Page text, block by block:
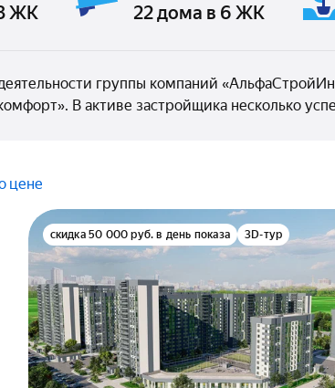
ЖК 22 дома в 6 ЖК
группы компаний
В активе застройщика несколько
цене
скидка 50 000 руб. в день показа 3D-тур